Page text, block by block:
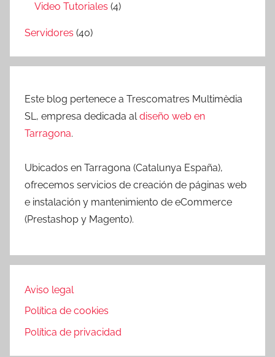
Video Tutoriales (4)
Servidores (40)
Este blog pertenece a Trescomatres Multimèdia
SL, empresa dedicada al diseño web en
Tarragona.
Ubicados en Tarragona (Catalunya España),
ofrecemos servicios de creación de páginas web
e instalación y mantenimiento de eCommerce
(Prestashop y Magento).
Aviso legal
Política de cookies
Política de privacidad